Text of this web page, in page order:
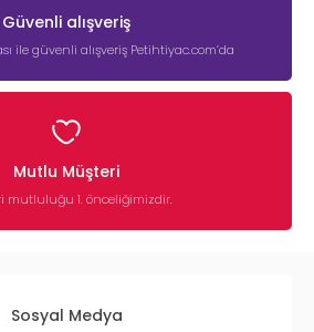
Güvenli alışveriş
ile güvenli alışveriş Petihtiyac.com’da
Mutlu Müşteri
mutluluğu 1. önceliğimizdir.
Sosyal Medya